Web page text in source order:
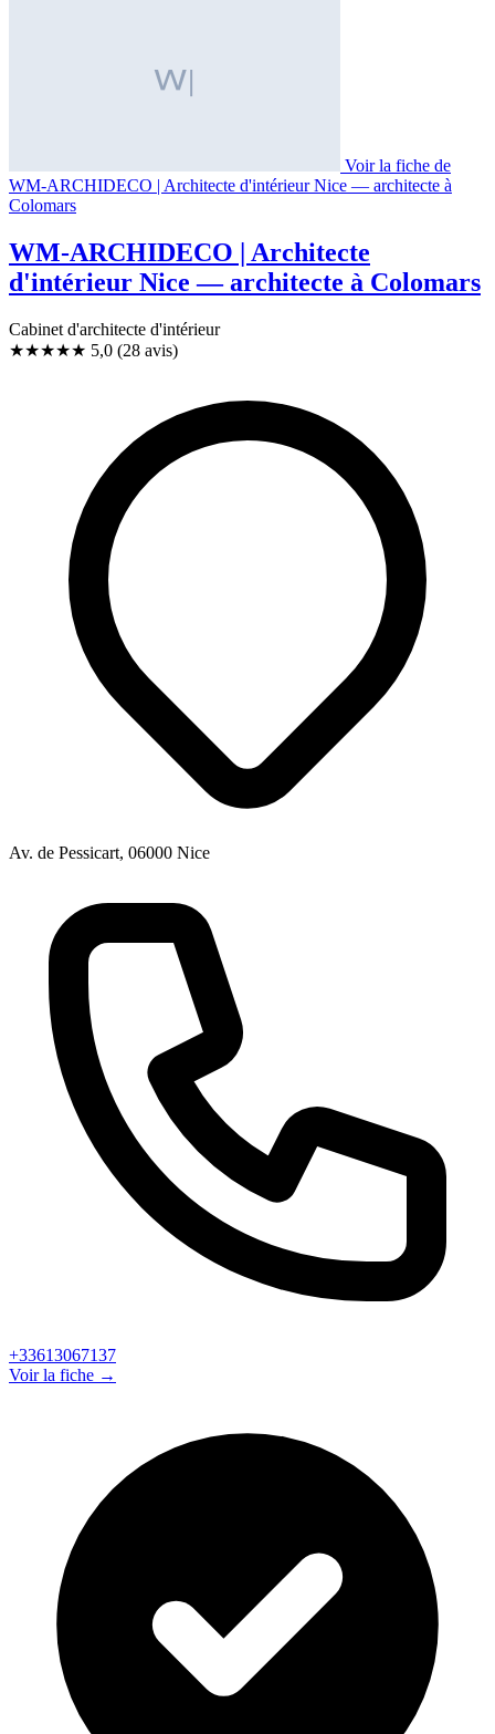
Voir la fiche de
WM-ARCHIDECO | Architecte d'intérieur Nice — architecte à
Colomars
WM-ARCHIDECO | Architecte
d'intérieur Nice — architecte à Colomars
Cabinet d'architecte d'intérieur
★★★★★ 5,0 (28 avis)
Av. de Pessicart, 06000 Nice
+33613067137
Voir la fiche →